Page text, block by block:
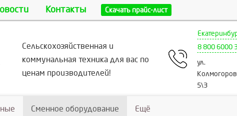
Контакты Скачать прайс-лист
Сельскохозяйственная и
коммунальная техника для вас по
ценам производителей!
8 800 6000
ул.
5\3
Сменное оборудование Ещё